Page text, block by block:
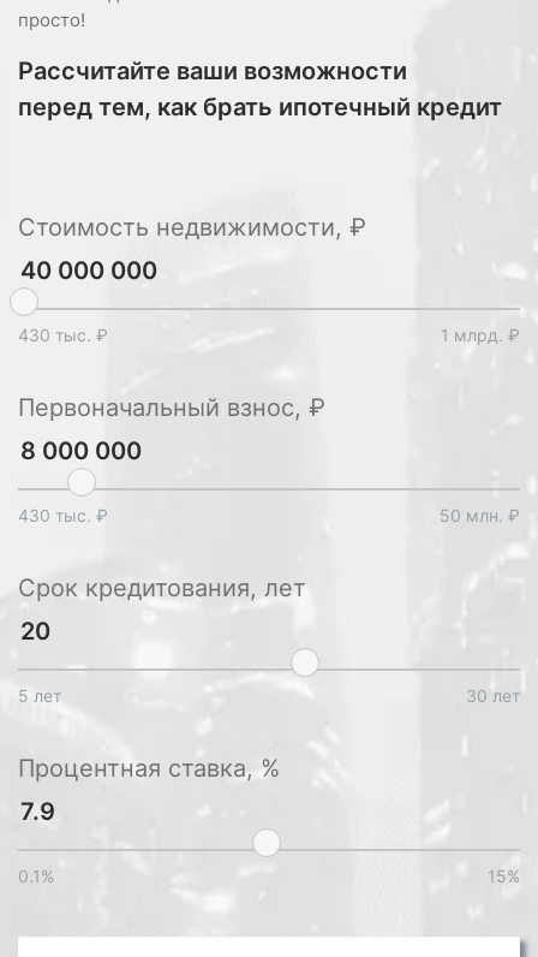
просто!
Рассчитайте ваши возможности
перед тем, как брать ипотечный кредит
Стоимость недвижимости, ₽
430 тыс. ₽ 1 млрд. ₽
Первоначальный взнос, ₽
430 тыс. ₽ 50 млн. ₽
Срок кредитования, лет
5 лет 30 лет
Процентная ставка, %
0.1% 15%